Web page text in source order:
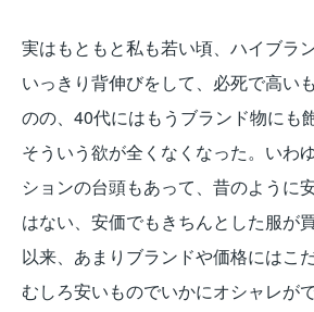
実はもともと私も若い頃、ハイブラ
いっきり背伸びをして、必死で高い
のの、40代にはもうブランド物にも
そういう欲が全くなくなった。いわ
ションの台頭もあって、昔のように
はない、安価でもきちんとした服が
以来、あまりブランドや価格にはこ
むしろ安いものでいかにオシャレが